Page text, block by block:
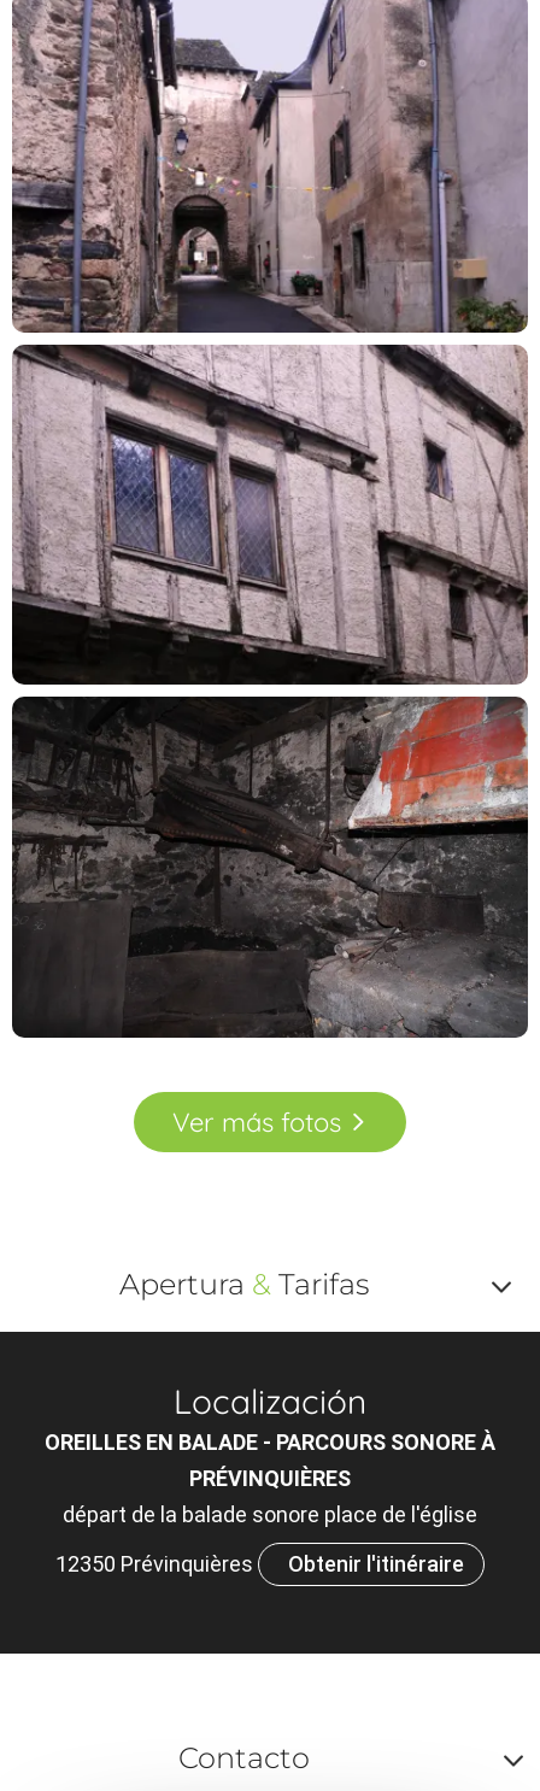
Ver más fotos
Apertura &Tarifas
Localización
OREILLES EN BALADE - PARCOURS SONORE À
PRÉVINQUIÈRES
départ de la balade sonore place de l'église
12350 Prévinquières
Obtenir l'itinéraire
Contacto